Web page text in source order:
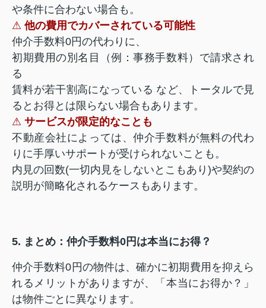
や条件に合わない場合も。
⚠ 他の費用でカバーされている可能性
仲介手数料0円の代わりに、
初期費用の別名目（例：事務手数料）で請求され
る
賃料が若干割高になっている など、トータルで見
るとお得とは限らない場合もあります。
⚠ サービスが限定的なことも
不動産会社によっては、仲介手数料が無料の代わ
りに手厚いサポートが受けられないことも。
内見の回数(一切内見をしないとこもあり)や契約の
説明が簡略化されるケースもあります。
5. まとめ：仲介手数料0円は本当にお得？
仲介手数料0円の物件は、確かに初期費用を抑えら
れるメリットがありますが、「本当にお得か？」
は物件ごとに異なります。